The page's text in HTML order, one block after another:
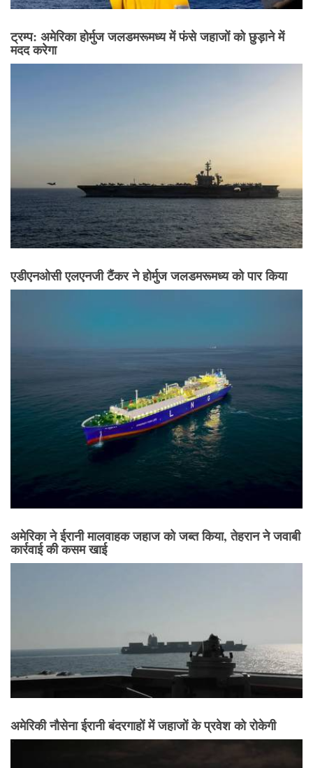
ट्रम्प: अमेरिका होर्मुज जलडमरूमध्य में फंसे जहाजों को छुड़ाने में
मदद करेगा
एडीएनओसी एलएनजी टैंकर ने होर्मुज जलडमरूमध्य को पार किया
अमेरिका ने ईरानी मालवाहक जहाज को जब्त किया, तेहरान ने जवाबी
कार्रवाई की कसम खाई
अमेरिकी नौसेना ईरानी बंदरगाहों में जहाजों के प्रवेश को रोकेगी